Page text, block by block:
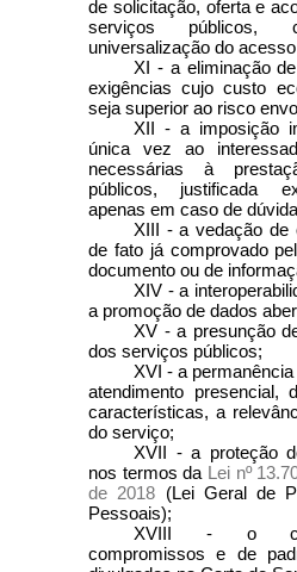
de solicitação, oferta e
serviços
universalização do
XI - a eliminação
exigências cujo custo
seja superior ao risco
XII - a imposição
única vez ao
necessárias à
públicos, justificada
apenas em caso de
XIII - a vedação de
de fato já comprovado
documento ou de
XIV - a
a promoção de dados
XV - a presunção
dos serviços públicos;
XVI - a
atendimento presencial,
características, a
do serviço;
XVII - a proteção
nos termos da Lei nº
de 2018 (Lei Geral de
Pessoais);
XVIII - o
compromissos e de